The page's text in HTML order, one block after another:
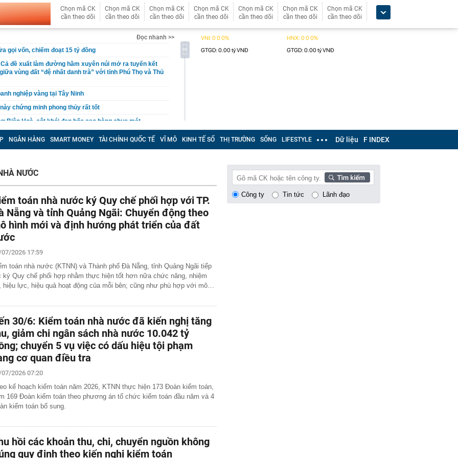
Chọn mã CK
cần theo dõi
Chọn mã CK
cần theo dõi
Chọn mã CK
cần theo dõi
Chọn mã CK
cần theo dõi
Chọn mã CK
cần theo dõi
Chọn mã CK
cần theo dõi
Chọn mã CK
cần theo dõi
Đọc nhanh >>
gọi vốn, chiếm đoạt 15 tỷ đồng
đề xuất làm đường hầm xuyên núi mở ra tuyến kết
vùng đất “đệ nhất danh trà” với tỉnh Phú Thọ và Thủ
nghiệp vàng tại Tây Ninh
chứng minh phong thủy rất tốt
Biên Hoà, cột khói đen bốc cao hàng chục mét
cương vào ngành nghề kinh doanh có điều kiện
trạm y tế ở Đắk Lắk
đài 60.000 chỗ dần thành hình, chuẩn bị lắp mái vòm
triệu đồng/m²
rừng thuộc dạng hiếm bậc nhất thế giới, chia đôi bởi 1
chức cùng vinh danh
trong cùng một ngôi nhà
‘siêu trái cây' ở Việt Nam, người dân tại Kenya bất ngờ
năm được thu hoạch, sản lượng không đủ để bán
xong KHÔNG NÊN vứt vỏ?
bệnh viện đạt doanh thu gần 1.000 tỷ đồng chỉ trong nửa
nhất Tây Bắc, mùa đông phủ băng giá trắng xóa
tịch xinh đẹp sinh năm 1999 ra sao?
USD từ xe điện năm 2025-2026, ước tính lỗ thêm 3,3 tỷ
2027
thép lỗ lũy kế hơn 3.800 tỷ, khoản phải trả nhóm Vin
tỷ đồng
chứng khoán Việt Nam đón một thông tin quan
NGÂN HÀNG SMART MONEY TÀI CHÍNH QUỐC TẾ VĨ MÔ KINH TẾ SỐ THỊ TRƯỜNG SỐNG LIFESTYLE Dữ liệu F INDEX
NƯỚC
toán nhà nước ký Quy chế phối hợp với TP.
Nẵng và tỉnh Quảng Ngãi: Chuyển động theo
hình mới và định hướng phát triển của đất
07/2026 17:59
toán nhà nước (KTNN) và Thành phố Đà Nẵng, tỉnh Quảng Ngãi tiếp
ký Quy chế phối hợp nhằm thực hiện tốt hơn nữa chức năng, nhiệm
hiệu lực, hiệu quả hoạt động của mỗi bên; cũng như phù hợp với mô…
30/6: Kiểm toán nhà nước đã kiến nghị tăng
giảm chi ngân sách nhà nước 10.042 tỷ
chuyển 5 vụ việc có dấu hiệu tội phạm
cơ quan điều tra
2026 07:20
kế hoạch kiểm toán năm 2026, KTNN thực hiện 173 Đoàn kiểm toán,
169 Đoàn kiểm toán theo phương án tổ chức kiểm toán đầu năm và 4
kiểm toán bổ sung.
hồi các khoản thu, chi, chuyển nguồn không
quy định theo kiến nghị kiểm toán
Công ty Tin tức Lãnh đạo